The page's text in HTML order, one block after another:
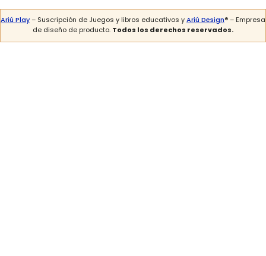
Ariú Play– Suscripción de Juegos y libros educativos yAriú Design® – Empresa
de diseño de producto. Todos los derechos reservados.